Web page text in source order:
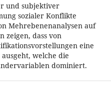
und subjektiver
sozialer Konflikte
Mehrebenenanalysen auf
zeigen, dass von
eine
welche die
dominiert.